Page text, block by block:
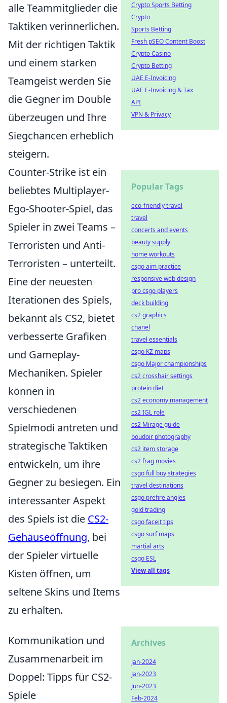
alle Teammitglieder die
Taktiken verinnerlichen.
Mit der richtigen Taktik
und einem starken
Teamgeist werden Sie
die Gegner im Double
überzeugen und Ihre
Siegchancen erheblich
steigern.
Counter-Strike ist ein
beliebtes Multiplayer-
Ego-Shooter-Spiel, das
Spieler in zwei Teams –
Terroristen und Anti-
Terroristen – unterteilt.
Eine der neuesten
Iterationen des Spiels,
bekannt als CS2, bietet
verbesserte Grafiken
und Gameplay-
Mechaniken. Spieler
können in
verschiedenen
Spielmodi antreten und
strategische Taktiken
entwickeln, um ihre
Gegner zu besiegen. Ein
interessanter Aspekt
des Spiels ist die CS2-
Gehäuseöffnung, bei
der Spieler virtuelle
Kisten öffnen, um
seltene Skins und Items
zu erhalten.
Kommunikation und
Zusammenarbeit im
Doppel: Tipps für CS2-
Spiele
Crypto Sports Betting
Crypto
Sports Betting
Fresh pSEO Content Boost
Crypto Casino
Crypto Betting
UAE E-Invoicing
UAE E-Invoicing & Tax
API
VPN & Privacy
Popular Tags
eco-friendly travel
travel
concerts and events
beauty supply
home workouts
csgo aim practice
responsive web design
pro csgo players
deck building
cs2 graphics
chanel
travel essentials
csgo KZ maps
csgo Major championships
cs2 crosshair settings
protein diet
cs2 economy management
cs2 IGL role
cs2 Mirage guide
boudoir photography
cs2 item storage
cs2 frag movies
csgo full buy strategies
travel destinations
csgo prefire angles
gold trading
csgo faceit tips
csgo surf maps
martial arts
csgo ESL
View all tags
Archives
Jan-2024
Jan-2023
Jun-2023
Feb-2024